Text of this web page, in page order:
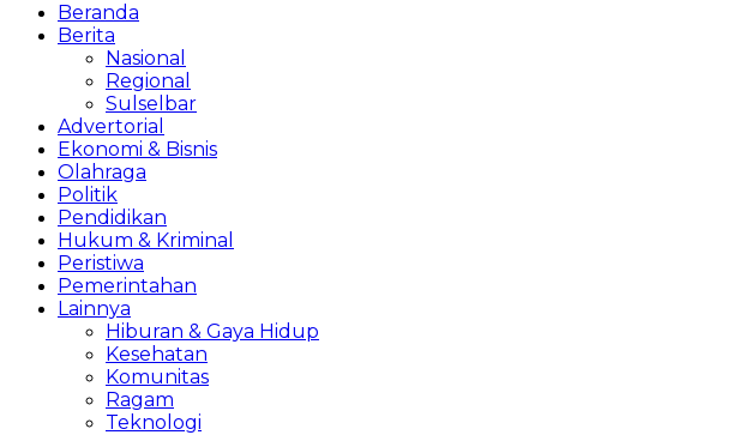
Beranda
Berita
Nasional
Regional
Sulselbar
Advertorial
Ekonomi & Bisnis
Olahraga
Politik
Pendidikan
Hukum & Kriminal
Peristiwa
Pemerintahan
Lainnya
Hiburan & Gaya Hidup
Kesehatan
Komunitas
Ragam
Teknologi